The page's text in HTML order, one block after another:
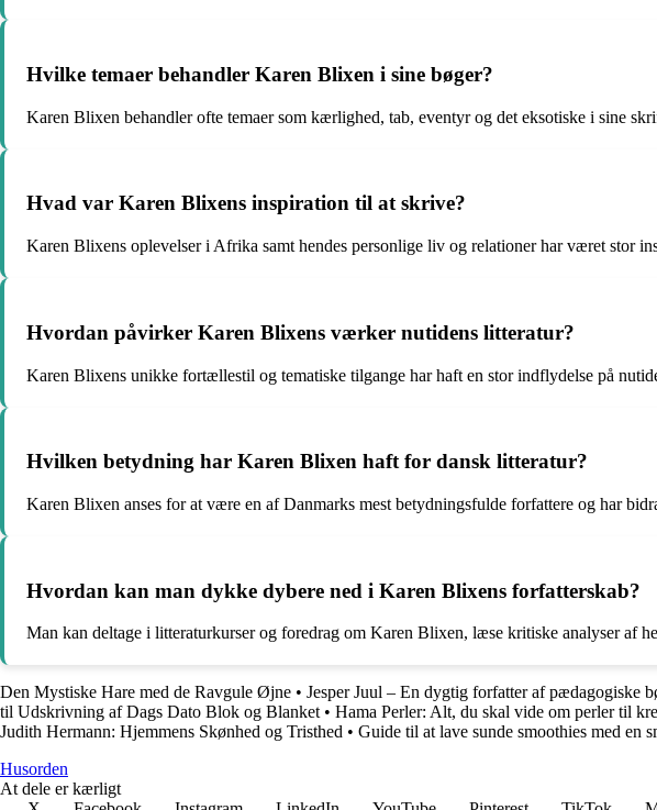
Hvilke temaer behandler Karen Blixen i sine bøger?
Karen Blixen behandler ofte temaer som kærlighed, tab, eventyr og det eksotiske i sine
Hvad var Karen Blixens inspiration til at skrive?
Karen Blixens oplevelser i Afrika samt hendes personlige liv og relationer har været stor
Hvordan påvirker Karen Blixens værker nutidens litteratur?
Karen Blixens unikke fortællestil og tematiske tilgange har haft en stor indflydelse på
Hvilken betydning har Karen Blixen haft for dansk litteratur?
Karen Blixen anses for at være en af Danmarks mest betydningsfulde forfattere og har
Hvordan kan man dykke dybere ned i Karen Blixens forfatterskab?
Man kan deltage i litteraturkurser og foredrag om Karen Blixen, læse kritiske analyser af
Den Mystiske Hare med de Ravgule Øjne • Jesper Juul – En dygtig forfatter af pædagogiske
til Udskrivning af Dags Dato Blok og Blanket • Hama Perler: Alt, du skal vide om perler til
Judith Hermann: Hjemmens Skønhed og Tristhed • Guide til at lave sunde smoothies med en
Husorden
At dele er kærligt